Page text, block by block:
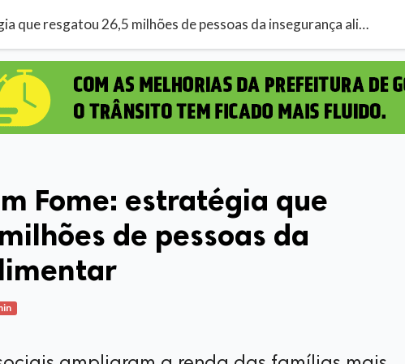
Plano Brasil Sem Fome: estratégia que resgatou 26,5 milhões de pessoas da insegurança alimentar
Fome: estratégia que
de pessoas da